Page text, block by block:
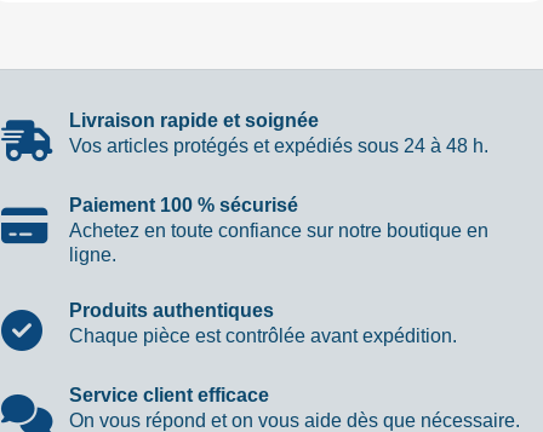
Livraison rapide et soignée
Vos articles protégés et expédiés sous 24 à 48 h.
Paiement 100 % sécurisé
Achetez en toute confiance sur notre boutique en
ligne.
Produits authentiques
Chaque pièce est contrôlée avant expédition.
Service client efficace
On vous répond et on vous aide dès que nécessaire.